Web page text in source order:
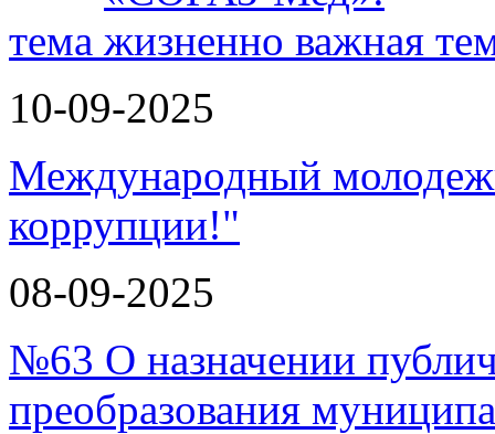
тема
10-09-2025
Международный
коррупции!"
08-09-2025
№63 О назначении
преобразования